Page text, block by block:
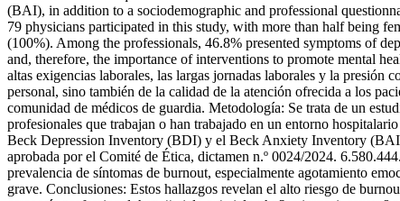
(BAI), in addition to a sociodemographic and professional
79 physicians participated in this study, with more than half being
(100%). Among the professionals, 46.8% presented symptoms of
and, therefore, the importance of interventions to promote mental
altas exigencias laborales, las largas jornadas laborales y la presión
personal, sino también de la calidad de la atención ofrecida a los
comunidad de médicos de guardia. Metodología: Se trata de un
profesionales que trabajan o han trabajado en un entorno
Beck Depression Inventory (BDI) y el Beck Anxiety Inventory
aprobada por el Comité de Ética, dictamen n.º 0024/2024.
prevalencia de síntomas de burnout, especialmente agotamiento
grave. Conclusiones: Estos hallazgos revelan el alto riesgo de